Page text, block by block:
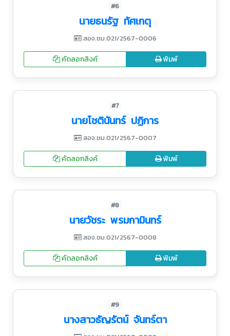
#6
นายธนรัฐ ทัศเกตุ
สอจ.ชม.021/2567-0006
คัดลอกลิงค์ พิมพ์
#7
นายโชตินันทร์ ปฏิการ
สอจ.ชม.021/2567-0007
คัดลอกลิงค์ พิมพ์
#8
นายวัชระ พรมกามินทร์
สอจ.ชม.021/2567-0008
คัดลอกลิงค์ พิมพ์
#9
นางสาวธัญรัตน์ จันทร์ตา